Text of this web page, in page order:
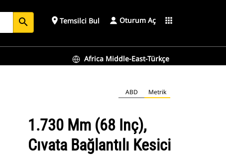
search place Temsilci Bul Oturum Aç apps
Africa Middle-East-Türkçe
ABD Metrik
1.730 Mm (68 Inç),
Cıvata Bağlantılı Kesici